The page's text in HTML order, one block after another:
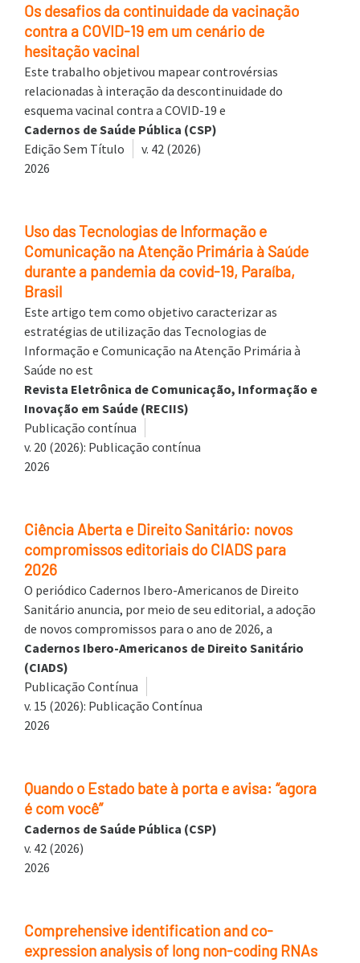
Os desafios da continuidade da vacinação
contra a COVID-19 em um cenário de
hesitação vacinal
Este trabalho objetivou mapear controvérsias
relacionadas à interação da descontinuidade do
esquema vacinal contra a COVID-19 e
Cadernos de Saúde Pública (CSP)
Edição Sem Título
v. 42 (2026)
2026
Uso das Tecnologias de Informação e
Comunicação na Atenção Primária à Saúde
durante a pandemia da covid-19, Paraíba,
Brasil
Este artigo tem como objetivo caracterizar as
estratégias de utilização das Tecnologias de
Informação e Comunicação na Atenção Primária à
Saúde no est
Revista Eletrônica de Comunicação, Informação e
Inovação em Saúde (RECIIS)
Publicação contínua
v. 20 (2026): Publicação contínua
2026
Ciência Aberta e Direito Sanitário: novos
compromissos editoriais do CIADS para
2026
O periódico Cadernos Ibero-Americanos de Direito
Sanitário anuncia, por meio de seu editorial, a adoção
de novos compromissos para o ano de 2026, a
Cadernos Ibero-Americanos de Direito Sanitário
(CIADS)
Publicação Contínua
v. 15 (2026): Publicação Contínua
2026
Quando o Estado bate à porta e avisa: “agora
é com você”
Cadernos de Saúde Pública (CSP)
v. 42 (2026)
2026
Comprehensive identification and co-
expression analysis of long non-coding RNAs